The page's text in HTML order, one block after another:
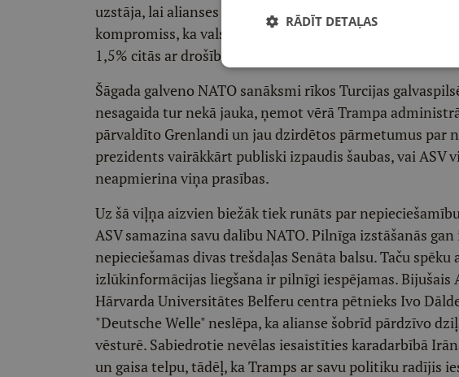
uzstāja, lai alianses paaugstinātu savus aizsardzības
kompromiss, ka valstis tiešos aizsardzības budžetus
1,5% citās ar drošību saistītās jomās, kas, bez šaubām,
Šāgada galveno NATO sanāksmi rīkos Turcijas
nesagaida tur nekā jauka, ņemot vērā Trampa
pārvaldīto Grenlandi un jau dzirdētos pārmetumus par
prezidents vairākkārt publiski izpaudis šaubas, vai ASV
neapmierina viņa prasības.
Uz šā viļņa aizvien biežāk tiek runāts par
ASV samazina savu dalību NATO. Pilnīga izstāšanās
nepieciešamas divas trešdaļas Senāta balsu. Taču
izlūkinformācijas liegšana ir pilnīgi iespējamas. Bijušais
Hārvarda Universitātes Belferu centra pētnieks Ivo
"Deutsche Welle" neslēpa, ka alianse šobrīd pārdzīvo
vēsturē. Sabiedrotie nevēlas iesaistīties karadarbībā
un gaisa telpu, tādēļ, ka Tramps ar savu politiku radījis
RĀDĪT DETAĻAS